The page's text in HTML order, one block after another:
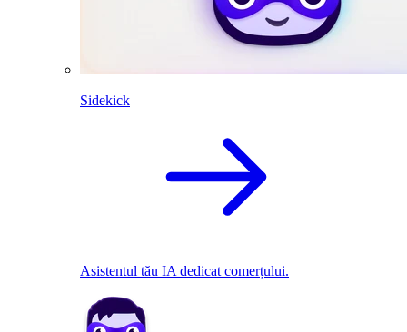
Sidekick
Asistentul tău IA dedicat comerțului.